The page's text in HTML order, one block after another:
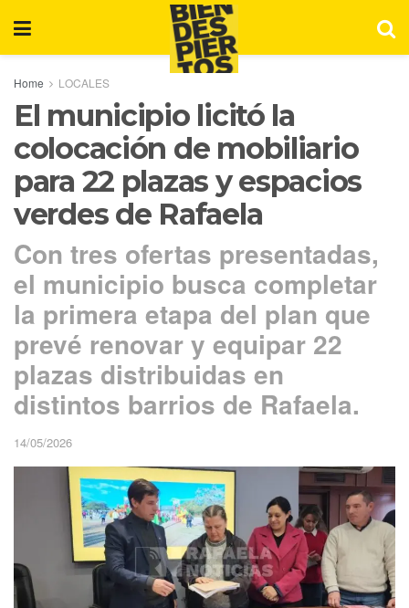
Home LOCALES
El municipio licitó la
colocación de mobiliario
para 22 plazas y espacios
verdes de Rafaela
Con tres ofertas presentadas,
el municipio busca completar
la primera etapa del plan que
prevé renovar y equipar 22
plazas distribuidas en
distintos barrios de Rafaela.
14/05/2026